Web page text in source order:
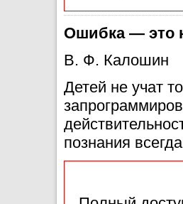
Ошибка — это
В. Ф. Калошин
Детей не учат
познания